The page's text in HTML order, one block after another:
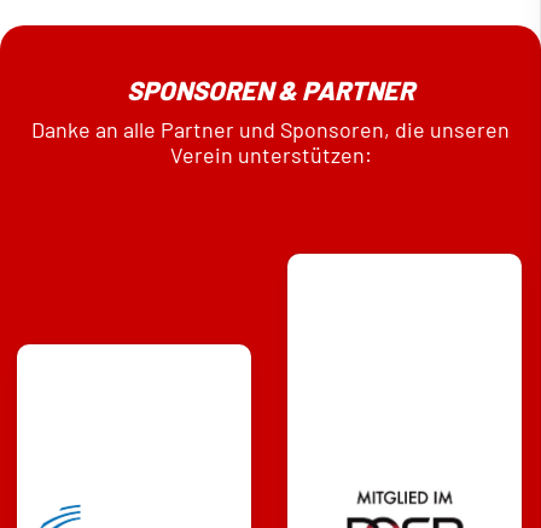
SPONSOREN & PARTNER
Danke an alle Partner und Sponsoren, die unseren
Verein unterstützen: